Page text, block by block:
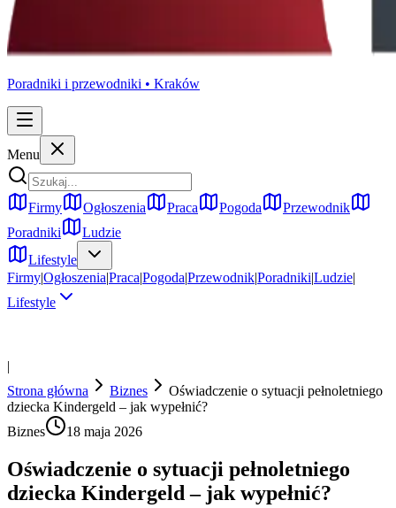
Poradniki i przewodniki • Kraków
Menu
Firmy Ogłoszenia Praca Pogoda
Przewodnik
Poradniki
Ludzie
Lifestyle
Firmy|Ogłoszenia|Praca|Pogoda|Przewodnik|Poradniki|Ludzie|
Lifestyle
|
Strona główna
Biznes
Oświadczenie o sytuacji pełnoletniego
dziecka Kindergeld – jak wypełnić?
Biznes
18 maja 2026
Oświadczenie o sytuacji pełnoletniego
dziecka Kindergeld – jak wypełnić?